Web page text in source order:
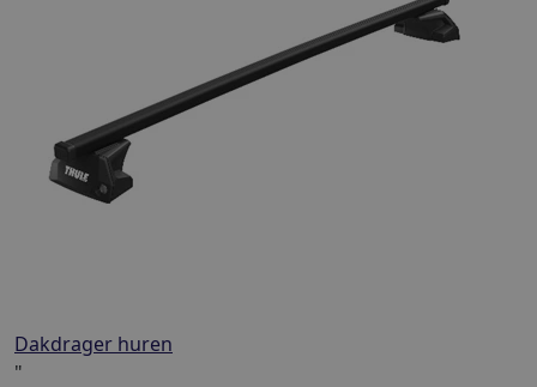
Dakdrager huren
"